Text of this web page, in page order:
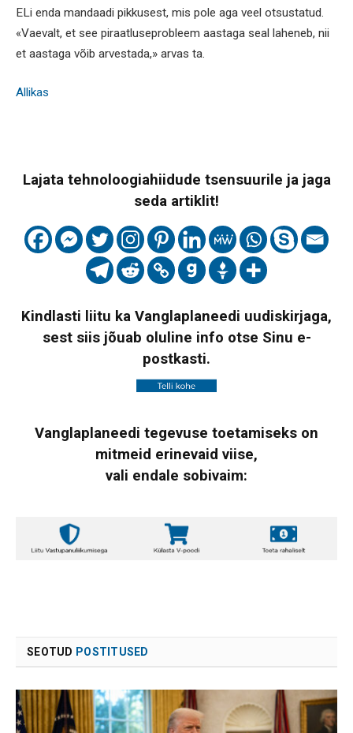
ELi enda mandaadi pikkusest, mis pole aga veel otsustatud.
«Vaevalt, et see piraatluseprobleem aastaga seal laheneb, nii
et aastaga võib arvestada,» arvas ta.
Allikas
Lajata tehnoloogiahiidude tsensuurile ja jaga
seda artiklit!
Kindlasti liitu ka Vanglaplaneedi uudiskirjaga,
sest siis jõuab oluline info otse Sinu e-
postkasti.
Vanglaplaneedi tegevuse toetamiseks on
mitmeid erinevaid viise,
vali endale sobivaim:
SEOTUD POSTITUSED